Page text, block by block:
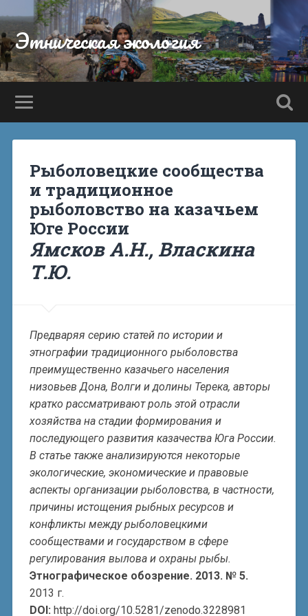
Этническая экология
Рыболовецкие сообщества
и традиционное
рыболовство на казачьем
Юге России
Ямсков А.Н., Власкина
Т.Ю.
Предваряя серию статей по истории и
этнографии традиционного рыболовства
преимущественно казачьего населения
низовьев Дона, Волги и долины Терека, авторы
кратко рассматривают роль этой отрасли
хозяйства на стадии формирования и
последующего развития казачества Юга России.
В статье также анализируются некоторые
экологические, экономические и правовые
аспекты организации рыболовства, в частности,
причины истощения рыбных ресурсов и
конфликты между рыболовецкими
сообществами и государством в сфере
регулирования вылова и охраны рыбы.
Этнографическое обозрение. 2013. № 5.
2013 г.
DOI: http://doi.org/10.5281/zenodo.3228981